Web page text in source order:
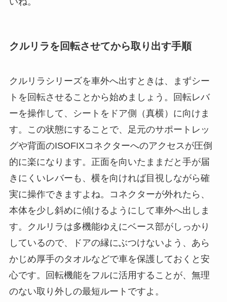
クルリラを回転させてから取り出す手順
クルリラシリーズを車外へ出すときは、まずシー
トを回転させることから始めましょう。回転レバ
ーを操作して、シートをドア側（真横）に向けま
す。この状態にすることで、足元のサポートレッ
グや背面のISOFIXコネクターへのアクセスが圧倒
的に楽になります。正面を向いたままだと手が届
きにくいレバーも、横を向ければ目視しながら確
実に操作できますよね。コネクターが外れたら、
本体を少し斜めに傾けるようにして車外へ出しま
す。クルリラは多機能ゆえにベース部がしっかり
しているので、ドアの縁にぶつけないよう、あら
かじめ厚手のタオルなどで車を保護しておくと安
心です。回転機能をフルに活用することが、無理
のない取り外しの最短ルートですよ。